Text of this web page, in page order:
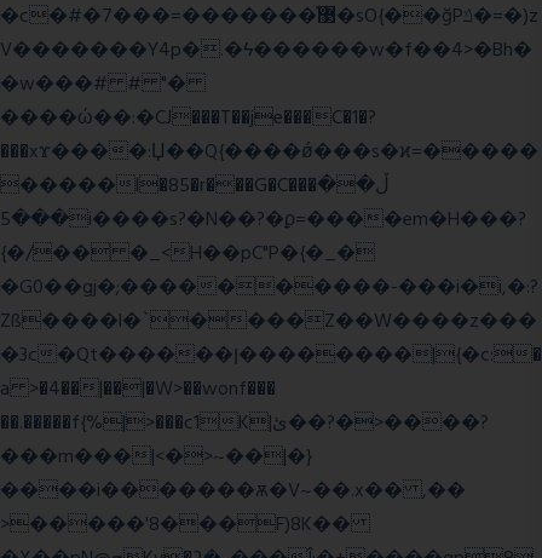
�c�#�޳�ͯ������=���7�sO{��ğPݿ�=�)z
V�������Y4p�.�ϟ������w�f��4>�Bh�
�w���# # "�
����ώ��:�CJ���T��je���C�1�?
���xϫ����:Џ��Q{����ǿ���s�ϰ=�����
�����l�85�r���G�C���ڵ��
���5i����s?�N��?�ϼ=����em�H���?
{�/�� �_<H��pC"P�{�_�
�G0��gj�;����������-���i�i,�:?
Zß����l�`����Z��W����z���
�3c�Qt������ן��������|{�c:�
a >�4��|��|�W>��wonf���
��.�����f{%|>���c1K|ئ��?�>����?
���m���|<�>~��|�}
����i�������ѫ�V~��.x�� ,��
>�����'8���F)8K��